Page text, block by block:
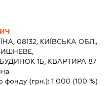
08132, КИЇВСЬКА ОБЛ.,
1Б, КВАРТИРА 87
фонду (грн.): 1 000 (100 %)